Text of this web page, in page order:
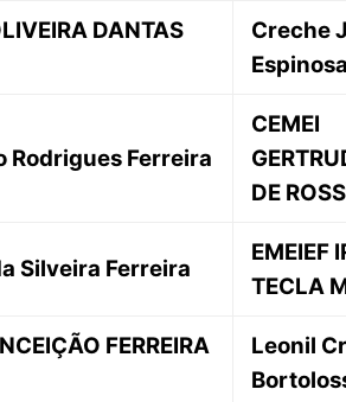
DANTAS
Creche
Rodrigues Ferreira
CEMEI
DE
Silveira Ferreira
EMEIEF
TECLA
FERREIRA
Leonil